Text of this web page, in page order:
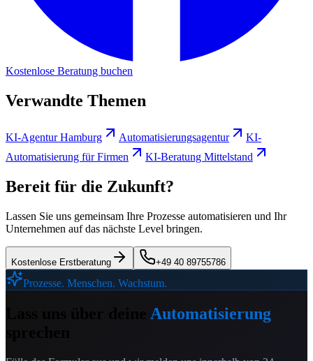
Kostenlose Beratung buchen
Verwandte Themen
KI-Agentur Hamburg Automatisierungsagentur
KI-
Automatisierung für Firmen
KI-Beratung Mittelstand
Bereit für die Zukunft?
Lassen Sie uns gemeinsam Ihre Prozesse automatisieren und Ihr
Unternehmen auf das nächste Level bringen.
Kostenlose Erstberatung +49 40 89755786
Prozesse. Menschen. Wachstum.
Automatisierung